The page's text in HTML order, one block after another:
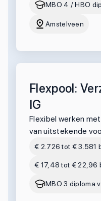
MBO 4 / HBO
Amstelveen
Flexpool:
IG
Flexibel werken
van uitstekende
€ 2.726 tot € 3.581
€ 17,48 tot € 22,96
MBO 3 diploma